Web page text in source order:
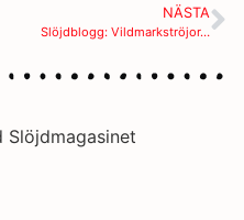
NÄSTA
Slöjdblogg: Vildmarkströjor…